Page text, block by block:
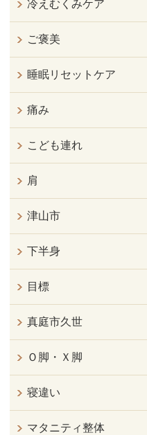
冷えむくみケア
ご褒美
睡眠リセットケア
痛み
こども連れ
肩
津山市
下半身
目標
真庭市久世
Ｏ脚・Ｘ脚
寝違い
マタニティ整体